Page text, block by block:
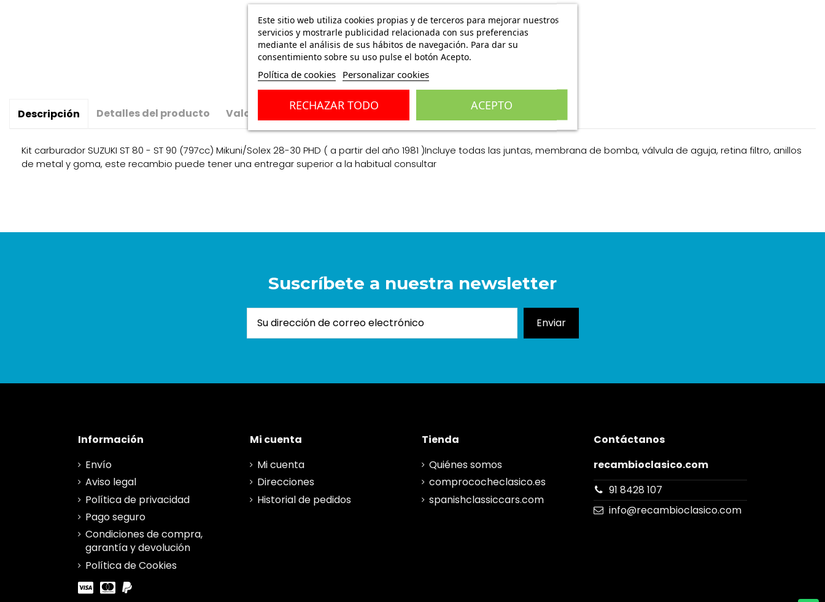
Descripción Detalles del producto Valoraciones(0)
Kit carburador SUZUKI ST 80 - ST 90 (797cc) Mikuni/Solex 28-30 PHD ( a partir del año 1981 )Incluye todas las juntas, membrana de bomba, válvula de aguja, retina filtro, anillos
de metal y goma, este recambio puede tener una entregar superior a la habitual consultar
Suscríbete a nuestra newsletter
Información
Envío
Aviso legal
Política de privacidad
Pago seguro
Condiciones de compra,
garantía y devolución
Política de Cookies
Mi cuenta
Mi cuenta
Direcciones
Historial de pedidos
Tienda
Quiénes somos
comprococheclasico.es
spanishclassiccars.com
Contáctanos
recambioclasico.com
91 8428 107
info@recambioclasico.com
Este sitio web utiliza cookies propias y de terceros para mejorar nuestros
servicios y mostrarle publicidad relacionada con sus preferencias
mediante el análisis de sus hábitos de navegación. Para dar su
consentimiento sobre su uso pulse el botón Acepto.
Política de cookies Personalizar cookies
RECHAZAR TODO ACEPTO